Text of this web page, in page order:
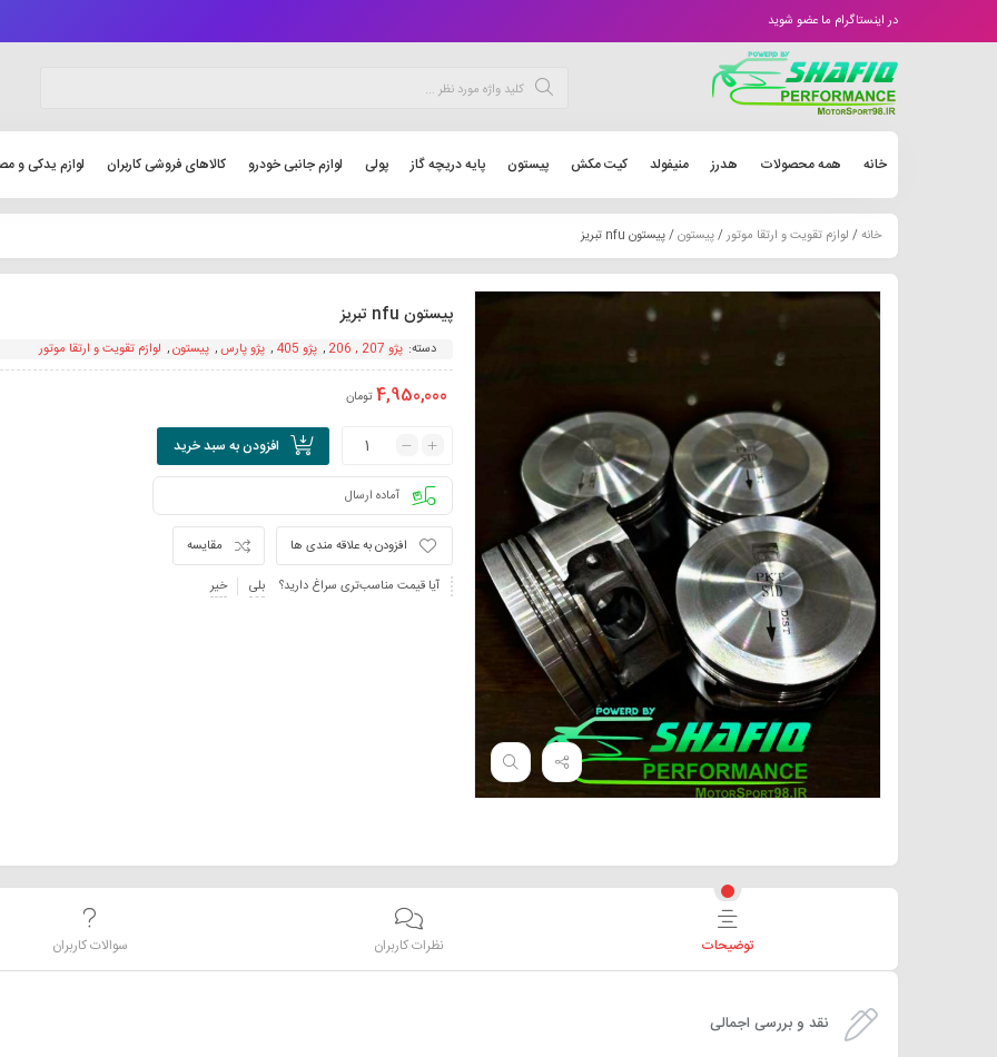
در اینستاگرام ما عضو شوید
خانه همه محصولات هدرز منیفولد کیت مکش پیستون پایه دریچه گاز پولی لوازم جانبی خودرو کالاهای فروشی کاربران لوازم یدکی و
خانه/ لوازم تقویت و ارتقا موتور/پیستون/ پیستون nfu تبریز
پیستون nfu تبریز
دسته: پژو 207 , 206 , پژو 405 , پژو پارس, پیستون, لوازم تقویت و ارتقا موتور
4,950,000 تومان
افزودن به سبد خرید
آماده ارسال
مقایسه
افزودن به علاقه مندی ها
آیا قیمت مناسب‌تری سراغ دارید؟
بلی خیر
توضیحات نظرات کاربران سوالات کاربران
نقد و بررسی اجمالی